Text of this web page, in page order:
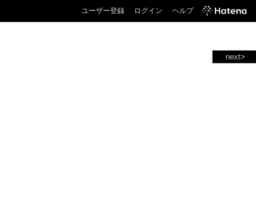
ユーザー登録 ログイン ヘルプ
next>